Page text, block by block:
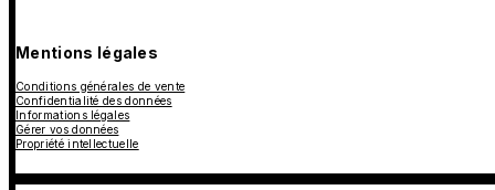
Mentions légales
Conditions générales de vente
Confidentialité des données
Informations légales
Gérer vos données
Propriété intellectuelle